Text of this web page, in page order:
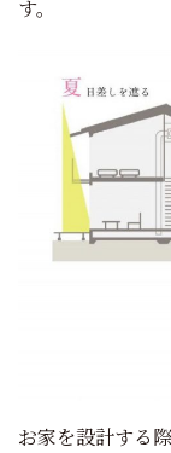
す。
お家を設計する